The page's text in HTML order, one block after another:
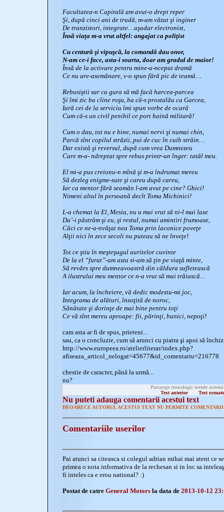
Facultatea-n Capitală am avut-o drept reper
Şi, după cinci ani de trudă, m-am văzut şi inginer
De tranzistori, integrate…aşadar electronist,
Însă viaţa m-a vrut altfel: angajat ca poliţist
Cu centură şi vipuşcă, la comandă dau onor,
N-am ce-i face, asta-i soarta, doar am gradul de maior!
Însă de la activare pentru mine-a-nceput dramă
Ce nu are-asemănare, v-o spun fără pic de teamă…
Rebusiştii sar cu gura să mă facă harcea-parcea
Şi îmi zic ba cîine roşu, ba că-s prostalău ca Garcea,
Iară cei de la serviciu îmi spun vorbe de ocară
Cum că-s un civil penibil ce port haină militară!
Cum o dau, tot nu e bine, numai nervi şi numai chin,
Parcă sînt copilul străzii, pui de cuc în cuib străin…
Dar există şi reversul, după cum vrea Dumnezeu
Care m-a- ndreptat spre rebus printr-un înger: tatăl meu.
El mi-a pus creionu-n mînă şi m-a îndrumat mereu
Să dezleg enigme-sute şi careu după careu,
Iar ca mentor fără seamăn l-am avut pe cine? Ghici!
Nimeni altul în persoană decît Toma Michinici!
L-a chemat la El, Mesia, nu a mai vrut să ni-l mai lase
Da’-i păstrăm şi eu, şi restul, numai amintiri frumoase,
Căci ce ne-a-nvăţat nea Toma prin laconice poveţe
Alţii nici în zece secoli nu puteau să ne înveţe!
Tot ce ştiu în meşteşugul auritelor cuvinte
De la el “furat”-am asta si-am să ţin pe viaţă minte,
Să revărs spre dumneavoastră din căldura sufletească
A ilustrului meu mentor ce n-a vrut să mai trăiască…
Iar acum, la încheiere, vă dedic modestu-mi joc,
Integrama de alături, însoţită de noroc,
Sănătate şi dorinţe de mai bine pentru toţi
Ce vă sînt mereu aproape: fii, părinţi, bunici, nepoţi!
cam asta ar fi de spus, prieteni...
sau, ca o concluzie, cum să arunci cu piatra şi apoi să
http://www.europeea.ro/atelierliterar/index.php?
afiseaza_articol_nelogat=45677&id_comentariu=216778
chestie de caracter, până la urmă...
nu?
Parcurge cronologic textele
Text anterior
Text
Nu puteti adauga comentarii acestui text
DEOARECE AUTORUL ACESTUI TEXT NU PERMITE
Comentariile userilor
Pai atunci sa citeasca si colegul adrian mihai mai atent ce
primea o nota informativa de la rechesan si in loc sa
fi inteles ca e erou national? :)
Postat de catre General Motors la data de 2013-10-12